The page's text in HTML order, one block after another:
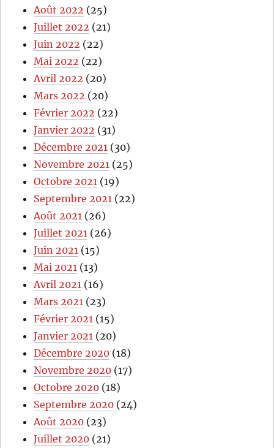
Août 2022 (25)
Juillet 2022 (21)
Juin 2022 (22)
Mai 2022 (22)
Avril 2022 (20)
Mars 2022 (20)
Février 2022 (22)
Janvier 2022 (31)
Décembre 2021 (30)
Novembre 2021 (25)
Octobre 2021 (19)
Septembre 2021 (22)
Août 2021 (26)
Juillet 2021 (26)
Juin 2021 (15)
Mai 2021 (13)
Avril 2021 (16)
Mars 2021 (23)
Février 2021 (15)
Janvier 2021 (20)
Décembre 2020 (18)
Novembre 2020 (17)
Octobre 2020 (18)
Septembre 2020 (24)
Août 2020 (23)
Juillet 2020 (21)